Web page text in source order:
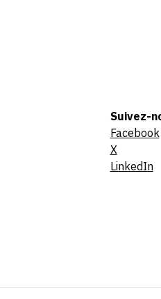
Suivez-
Facebook
X
LinkedIn